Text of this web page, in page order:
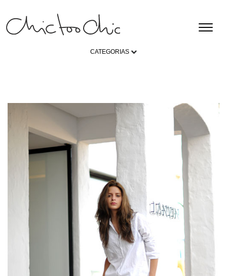
CATEGORIAS